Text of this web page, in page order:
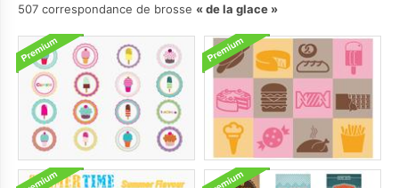
507 correspondance de brosse
de la glace